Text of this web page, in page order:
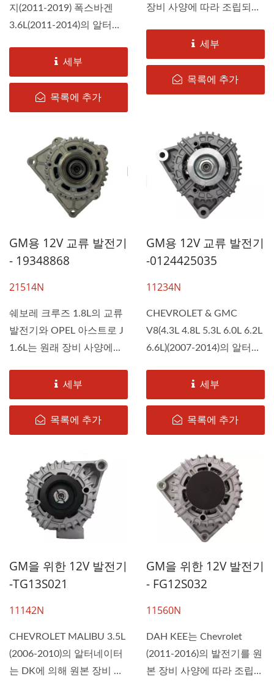
지(2011-2019) 폭스바겐
3.6L(2011-2014)의 알터네
세부
목록에 추가
장비 사양에 따라 조립되
세부
목록에 추가
GM용 12V 교류 발전기
- 19348868
21514N
쉐보레 크루즈 1.8L의 교류
발전기와 OPEL 아스트로 J
1.6L는 원래 장비 사양에...
세부
목록에 추가
GM용 12V 교류 발전기
-0124425035
11234N
CHEVROLET & GMC
V8(4.3L 4.8L 5.3L 6.0L 6.2L
6.6L)(2007-2014)의 알터네
세부
목록에 추가
GM을 위한 12V 발전기
-TG13S021
11142N
CHEVROLET MALIBU 3.5L
(2006-2010)의 알터네이터
는 DK에 의해 원본 장비 사
GM을 위한 12V 발전기
- FG12S032
11560N
DAH KEE는 Chevrolet
(2011-2016)의 발전기를 원
본 장비 사양에 따라 조립하